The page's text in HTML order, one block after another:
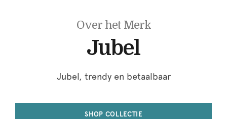
Over het Merk
Jubel
Jubel, trendy en betaalbaar
SHOP COLLECTIE